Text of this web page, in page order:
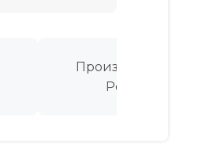
Производитель:
Россия